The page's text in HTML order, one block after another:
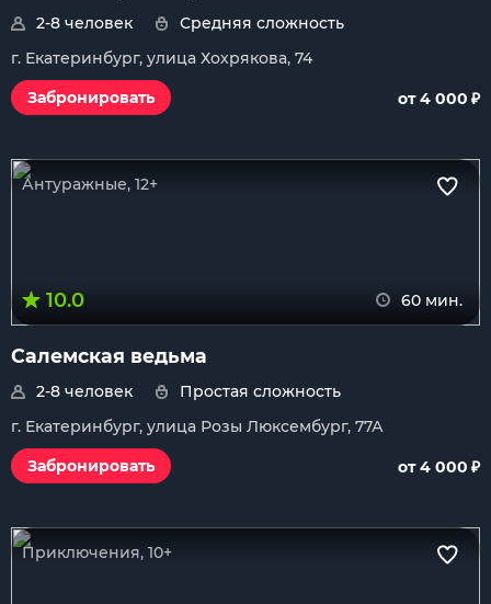
2-8 человек
Средняя сложность
г. Екатеринбург, улица Хохрякова, 74
Забронировать
от 4 000 ₽
Антуражные, 12+
10.0 60 мин.
Салемская ведьма
2-8 человек
Простая сложность
г. Екатеринбург, улица Розы Люксембург, 77А
Забронировать
от 4 000 ₽
Приключения, 10+